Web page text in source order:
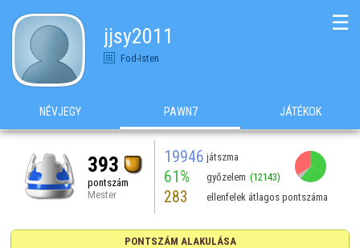
jjsy2011
Fod-Isten
☰
NÉVJEGY PAWN7 JÁTÉKOK
393
pontszám
Mester
19946 játszma
61% győzelem (12143)
283 ellenfelek átlagos pontszáma
PONTSZÁM ALAKULÁSA